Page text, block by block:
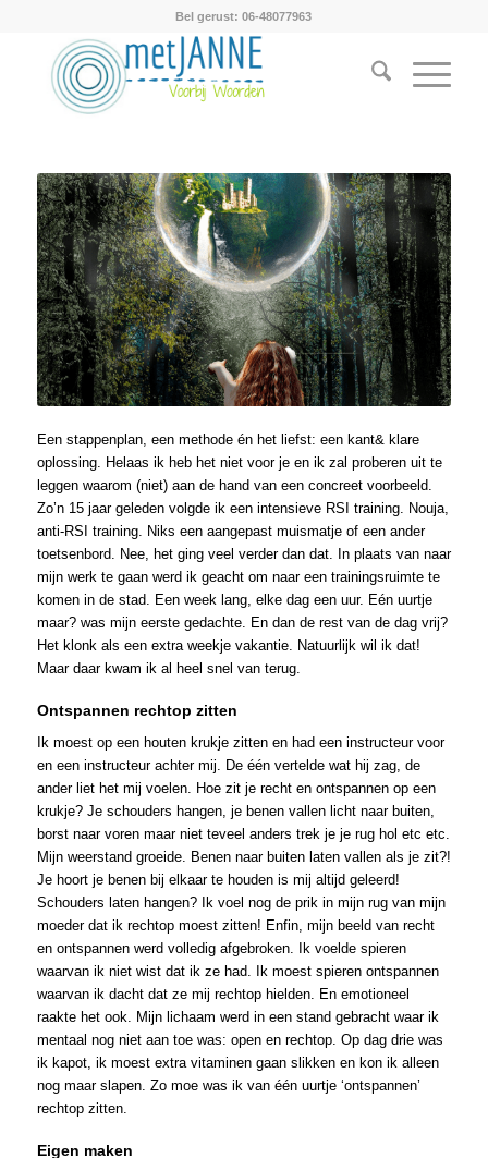
Bel gerust: 06-48077963
Een stappenplan, een methode én het liefst: een kant& klare
oplossing. Helaas ik heb het niet voor je en ik zal proberen uit te
leggen waarom (niet) aan de hand van een concreet voorbeeld.
Zo’n 15 jaar geleden volgde ik een intensieve RSI training. Nouja,
anti-RSI training. Niks een aangepast muismatje of een ander
toetsenbord. Nee, het ging veel verder dan dat. In plaats van naar
mijn werk te gaan werd ik geacht om naar een trainingsruimte te
komen in de stad. Een week lang, elke dag een uur. Eén uurtje
maar? was mijn eerste gedachte. En dan de rest van de dag vrij?
Het klonk als een extra weekje vakantie. Natuurlijk wil ik dat!
Maar daar kwam ik al heel snel van terug.
Ontspannen rechtop zitten
Ik moest op een houten krukje zitten en had een instructeur voor
en een instructeur achter mij. De één vertelde wat hij zag, de
ander liet het mij voelen. Hoe zit je recht en ontspannen op een
krukje? Je schouders hangen, je benen vallen licht naar buiten,
borst naar voren maar niet teveel anders trek je je rug hol etc etc.
Mijn weerstand groeide. Benen naar buiten laten vallen als je zit?!
Je hoort je benen bij elkaar te houden is mij altijd geleerd!
Schouders laten hangen? Ik voel nog de prik in mijn rug van mijn
moeder dat ik rechtop moest zitten! Enfin, mijn beeld van recht
en ontspannen werd volledig afgebroken. Ik voelde spieren
waarvan ik niet wist dat ik ze had. Ik moest spieren ontspannen
waarvan ik dacht dat ze mij rechtop hielden. En emotioneel
raakte het ook. Mijn lichaam werd in een stand gebracht waar ik
mentaal nog niet aan toe was: open en rechtop. Op dag drie was
ik kapot, ik moest extra vitaminen gaan slikken en kon ik alleen
nog maar slapen. Zo moe was ik van één uurtje ‘ontspannen’
rechtop zitten.
Eigen maken